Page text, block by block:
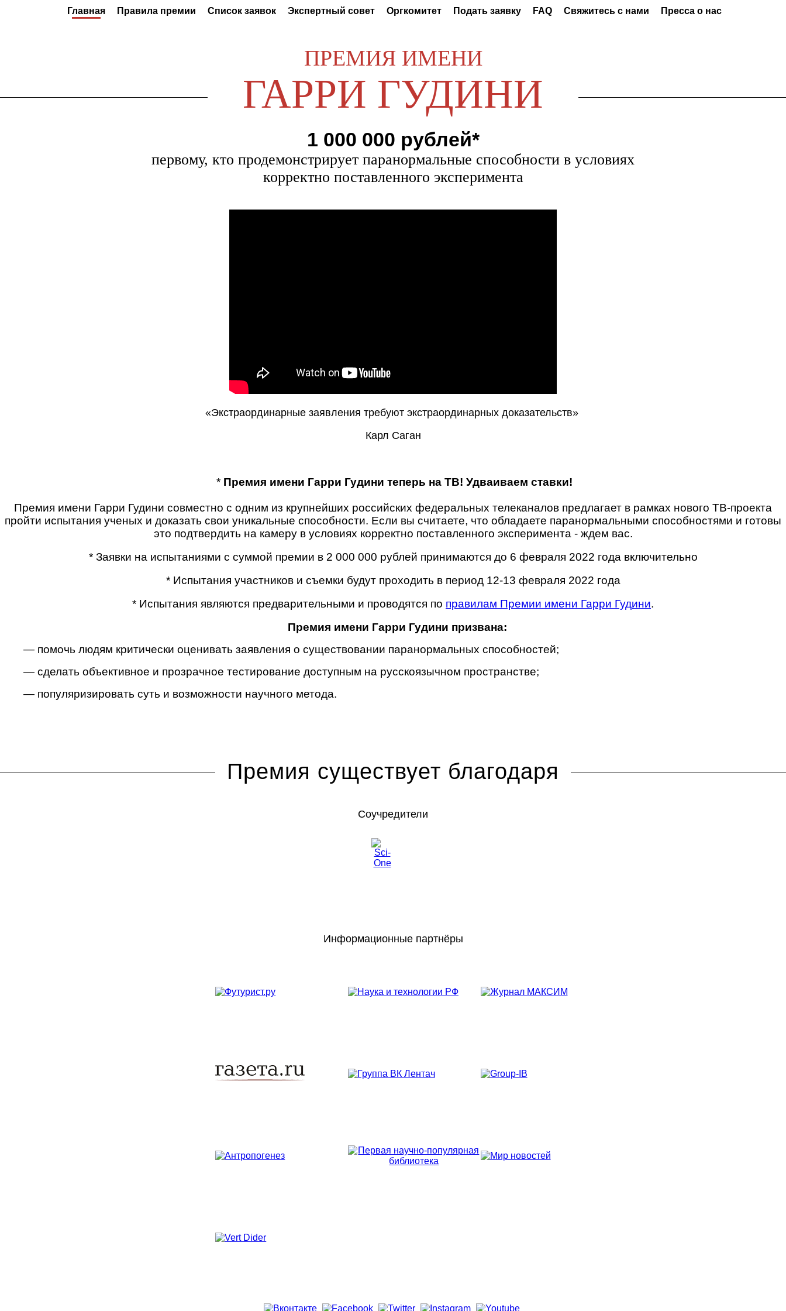
Главная Правила премии Список заявок Экспертный совет Оргкомитет Подать заявку FAQ Свяжитесь с нами Пресса о нас
ПРЕМИЯ ИМЕНИ
ГАРРИ ГУДИНИ
1 000 000 рублей*
первому, кто продемонстрирует паранормальные способности в условиях
корректно поставленного эксперимента
«Экстраординарные заявления требуют экстраординарных доказательств»
Карл Саган
* Премия имени Гарри Гудини теперь на ТВ! Удваиваем ставки!
Премия имени Гарри Гудини совместно с одним из крупнейших российских федеральных телеканалов предлагает в рамках нового ТВ-проекта
пройти испытания ученых и доказать свои уникальные способности. Если вы считаете, что обладаете паранормальными способностями и готовы
это подтвердить на камеру в условиях корректно поставленного эксперимента - ждем вас.
* Заявки на испытаниями с суммой премии в 2 000 000 рублей принимаются до 6 февраля 2022 года включительно
* Испытания участников и съемки будут проходить в период 12-13 февраля 2022 года
* Испытания являются предварительными и проводятся по правилам Премии имени Гарри Гудини.
Премия имени Гарри Гудини призвана:
— помочь людям критически оценивать заявления о существовании паранормальных способностей;
— сделать объективное и прозрачное тестирование доступным на русскоязычном пространстве;
— популяризировать суть и возможности научного метода.
Премия существует благодаря
Соучредители
Информационные партнёры